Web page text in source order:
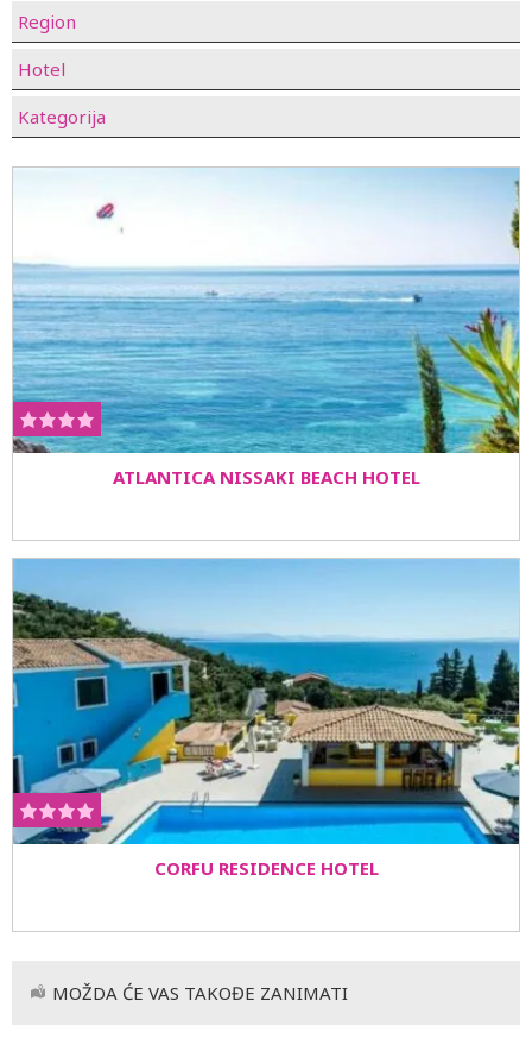
Region
Hotel
Kategorija
ATLANTICA NISSAKI BEACH HOTEL
CORFU RESIDENCE HOTEL
MOŽDA ĆE VAS TAKOĐE ZANIMATI